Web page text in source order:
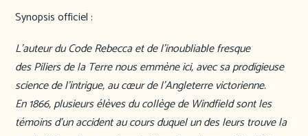
Synopsis officiel :
L’auteur du Code Rebecca et de l’inoubliable fresque
des Piliers de la Terre nous emmène ici, avec sa prodigieuse
science de l’intrigue, au cœur de l’Angleterre victorienne.
En 1866, plusieurs élèves du collège de Windfield sont les
témoins d’un accident au cours duquel un des leurs trouve la